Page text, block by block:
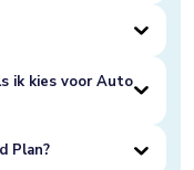
ik kies voor Auto
Plan?